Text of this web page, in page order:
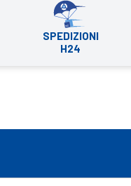
SPEDIZIONI
H24